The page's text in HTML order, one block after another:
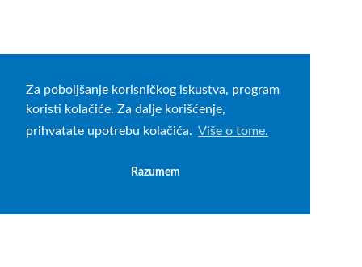
Za poboljšanje korisničkog iskustva, program
koristi kolačiće. Za dalje korišćenje,
prihvatate upotrebu kolačića. Više o tome.
Razumem